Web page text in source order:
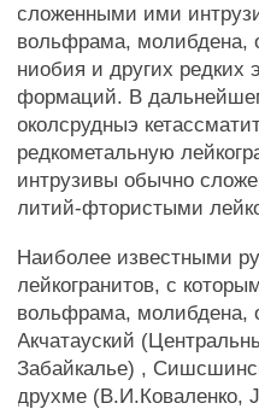
сложенными ими
вольфрама, молибдена,
ниобия и других редких
формаций. В
околсрудныэ
редкометальную
интрузивы обычно
литий-фтористыми
Наиболее известными
лейкогранитов, с
вольфрама, молибдена,
Акчатауский
Забайкалье) ,
друхме